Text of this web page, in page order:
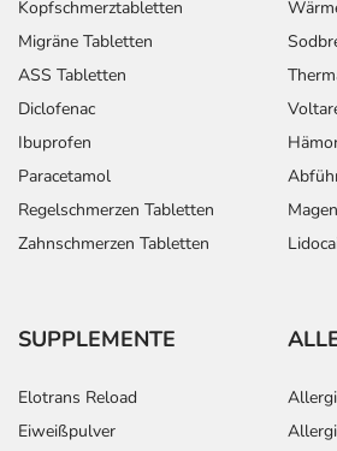
Kopfschmerztabletten
Migräne Tabletten
ASS Tabletten
Diclofenac
Ibuprofen
Paracetamol
Regelschmerzen Tabletten
Zahnschmerzen Tabletten
SUPPLEMENTE
Elotrans Reload
Eiweißpulver